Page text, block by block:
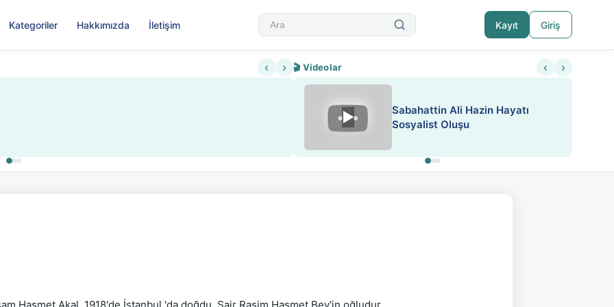
Kategoriler Hakkımızda İletişim Kayıt Giriş
‹ ›
Nadir içeriklere kısıtlama ve kredi sistemi
🎬 Videolar ‹ ›
▶
Sabahattin Ali Hazin Hayatı
Sosyalist Oluşu